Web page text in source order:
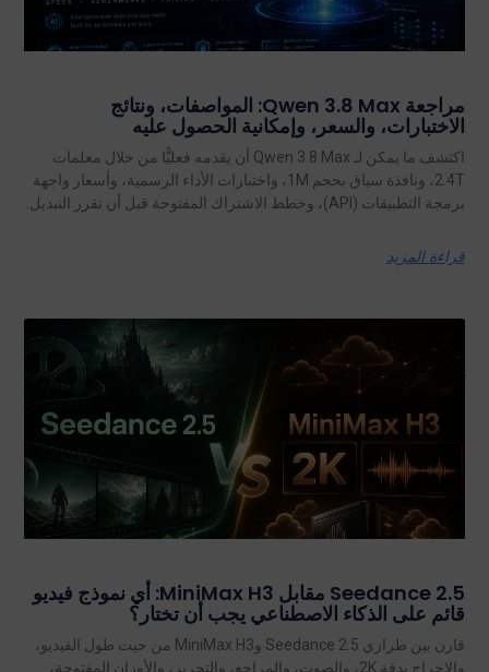
مراجعة Qwen 3.8 Max: المواصفات، ونتائج
الاختبارات، والسعر، وإمكانية الحصول عليه
اكتشف ما يمكن لـ Qwen 3.8 Max أن يقدمه فعليًّا من خلال معلمات
2.4T، ونافذة سياق بحجم 1M، واختبارات الأداء الرسمية، وأسعار واجهة
برمجة التطبيقات (API)، وخطط الاشتراك المفتوحة قبل أن تقرر التبديل.
قراءة المزيد
Seedance 2.5 مقابل MiniMax H3: أي نموذج فيديو
قائم على الذكاء الاصطناعي يجب أن تختار؟
قارن بين طرازي Seedance 2.5 وMiniMax H3 من حيث طول الفيديو،
والإخراج بدقة 2K، والصوت، والمراجع، والتحرير، والأوزان المفتوحة،